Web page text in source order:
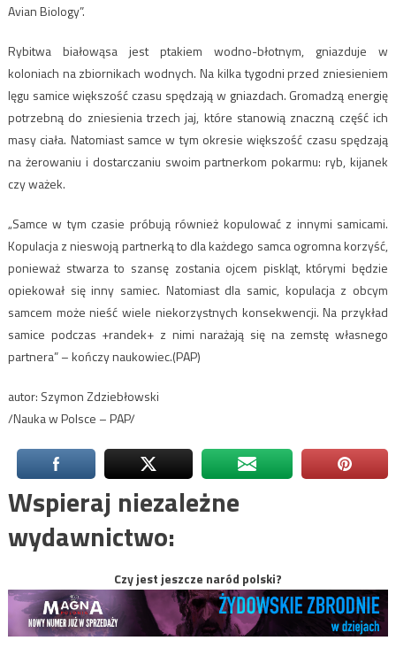
Avian Biology”.
Rybitwa białowąsa jest ptakiem wodno-błotnym, gniazduje w
koloniach na zbiornikach wodnych. Na kilka tygodni przed zniesieniem
lęgu samice większość czasu spędzają w gniazdach. Gromadzą energię
potrzebną do zniesienia trzech jaj, które stanowią znaczną część ich
masy ciała. Natomiast samce w tym okresie większość czasu spędzają
na żerowaniu i dostarczaniu swoim partnerkom pokarmu: ryb, kijanek
czy ważek.
„Samce w tym czasie próbują również kopulować z innymi samicami.
Kopulacja z nieswoją partnerką to dla każdego samca ogromna korzyść,
ponieważ stwarza to szansę zostania ojcem piskląt, którymi będzie
opiekował się inny samiec. Natomiast dla samic, kopulacja z obcym
samcem może nieść wiele niekorzystnych konsekwencji. Na przykład
samice podczas +randek+ z nimi narażają się na zemstę własnego
partnera” – kończy naukowiec.(PAP)
autor: Szymon Zdziebłowski
/Nauka w Polsce – PAP/
Wspieraj niezależne
wydawnictwo:
Czy jest jeszcze naród polski?